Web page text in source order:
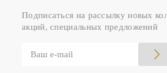
Подписаться на рассылку новых
акций, специальных предложений